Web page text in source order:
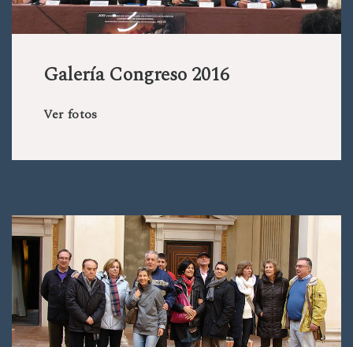
Galería Congreso 2016
Ver fotos